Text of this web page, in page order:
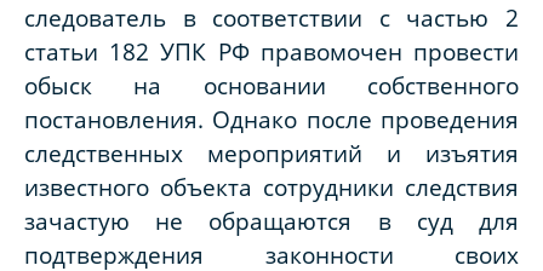
следователь в соответствии с частью 2
статьи 182 УПК РФ правомочен провести
обыск на основании собственного
постановления. Однако после проведения
следственных мероприятий и изъятия
известного объекта сотрудники следствия
зачастую не обращаются в суд для
подтверждения законности своих